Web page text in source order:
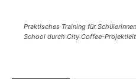
Praktisches Training für
School durch City Coffee-